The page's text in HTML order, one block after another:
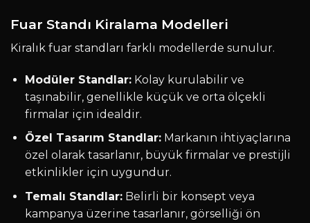
Fuar Standı Kiralama Modelleri
Kiralık fuar standları farklı modellerde sunulur.
Modüler Standlar:Kolay kurulabilir ve
taşınabilir, genellikle küçük ve orta ölçekli
firmalar için idealdir.
Özel Tasarım Standlar:Markanın ihtiyaçlarına
özel olarak tasarlanır, büyük firmalar ve prestijli
etkinlikler için uygundur.
Temalı Standlar:Belirli bir konsept veya
kampanya üzerine tasarlanır, görselliği ön